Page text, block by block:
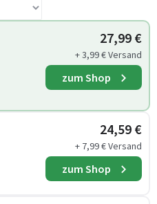
27,99 €
+ 3,99 € Versand
zum Shop
24,59 €
+ 7,99 € Versand
zum Shop